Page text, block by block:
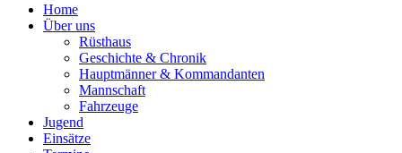
Home
Über uns
Rüsthaus
Geschichte & Chronik
Hauptmänner & Kommandanten
Mannschaft
Fahrzeuge
Jugend
Einsätze